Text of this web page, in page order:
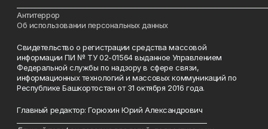
Антитеррор
Об использовании персональных данных
Свидетельство о регистрации средства массовой
информации ПИ № ТУ 02-01564 выданное Управлением
Федеральной службы по надзору в сфере связи,
информационных технологий и массовых коммуникаций по
Республике Башкортостан от 31 октября 2016 года.
Главный редактор: Горюхин Юрий Александрович